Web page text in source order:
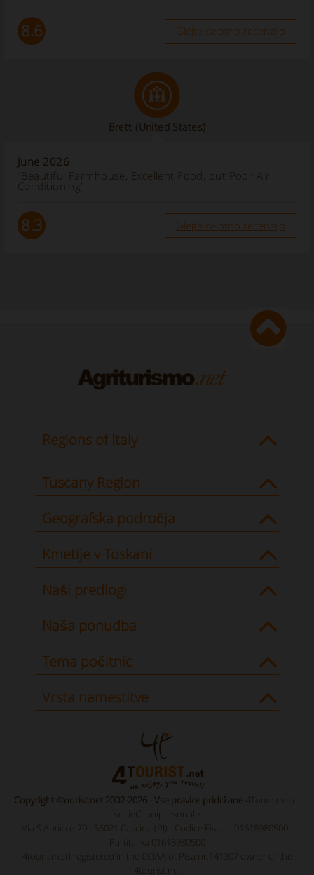
8.6 Glejte celotno recenzijo
Brett (United States)
June 2026
“Beautiful Farmhouse, Excellent Food, but Poor Air
Conditioning”
8.3 Glejte celotno recenzijo
Regions of Italy
Tuscany Region
Geografska področja
Kmetije v Toskani
Naši predlogi
Naša ponudba
Tema počitnic
Vrsta namestitve
Copyright 4tourist.net 2002-2026 - Vse pravice pridržane 4Tourism s.r.l
società unipersonale
Via S.Antioco 70 - 56021 Cascina (PI) - Codice Fiscale 01618980500 -
Partita Iva 01618980500
4tourism srl registered in the CCIAA of Pisa nr.141307 owner of the
4tourist.net